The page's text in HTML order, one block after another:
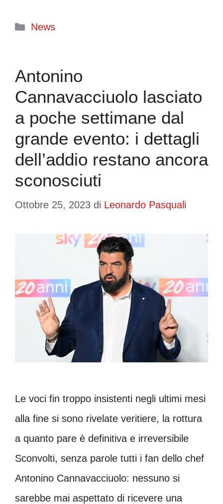
Categorie
News
Antonino
Cannavacciuolo lasciato
a poche settimane dal
grande evento: i dettagli
dell’addio restano ancora
sconosciuti
Ottobre 25, 2023 di Leonardo Pasquali
Le voci fin troppo insistenti negli ultimi mesi
alla fine si sono rivelate veritiere, la rottura
a quanto pare è definitiva e irreversibile
Sconvolti, senza parole tutti i fan dello chef
Antonino Cannavacciuolo: nessuno si
sarebbe mai aspettato di ricevere una